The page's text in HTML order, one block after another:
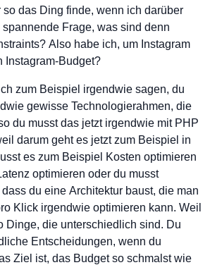
so das Ding finde, wenn ich darüber
spannende Frage, was sind denn
Also habe ich, um Instagram
Instagram-Budget?
zum Beispiel irgendwie sagen, du
gewisse Technologierahmen, die
du musst das jetzt irgendwie mit PHP
darum geht es jetzt zum Beispiel in
es zum Beispiel Kosten optimieren
optimieren oder du musst
dass du eine Architektur baust, die man
Klick irgendwie optimieren kann. Weil
Dinge, die unterschiedlich sind. Du
Entscheidungen, wenn du
Ziel ist, das Budget so schmalst wie